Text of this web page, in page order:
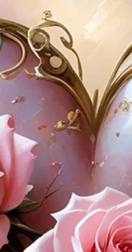
bezmocné. Mají schopnost
řád, který ztělesňuje naše
respekt k lidským právům,
solidarita, suverenita a
států. Moc méně mocných
.“ Těmito slovy zahájil